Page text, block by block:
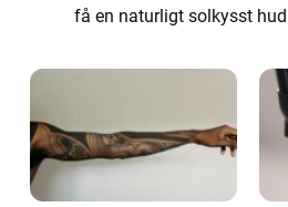
få en naturligt solkysst
strålar. I denna artikel